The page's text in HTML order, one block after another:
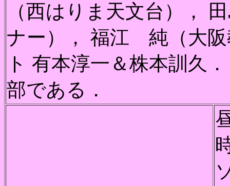
（西はりま天文台），
ナー）， 福江 純（大阪
ト 有本淳一＆株本訓久
部である．